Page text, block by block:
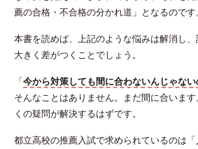
薦の合格・不合格の分かれ道」となるのです
本書を読めば、上記のような悩みは解消し、
大きく差がつくことでしょう。
「 今から対策しても間に合わないんじゃない
そんなことはありません。まだ間に合いま
くの疑問が解決するはずです。
都立高校の推薦入試で求められているのは「